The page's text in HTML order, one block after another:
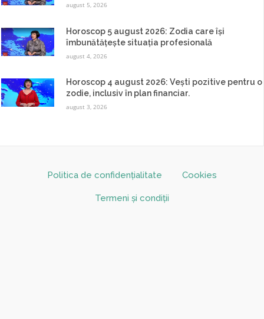
august 5, 2026
Horoscop 5 august 2026: Zodia care își
îmbunătățește situația profesională
august 4, 2026
Horoscop 4 august 2026: Vești pozitive pentru o
zodie, inclusiv în plan financiar.
august 3, 2026
Politica de confidențialitate Cookies
Termeni și condiții